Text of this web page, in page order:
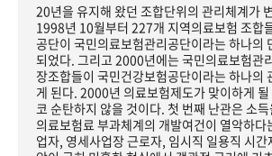
20년을 유지해 왔던 조합단위의 관리체계가
1998년 10월부터 227개 지역의료보험 조합
공단이 국민의료보험관리공단이라는 하나의
되었다. 그리고 2000년에는 국민의료보험관
장조합들이 국민건강보험공단이라는 하나의
게 된다. 2000년 의료보험제도가 맞이하게 될
코 순탄하지 않을 것이다. 첫 번째 난관은 소
의료보험료 부과체계의 개발여건이 열악하다
업자, 영세사업장 근로자, 임시직 일용직 시